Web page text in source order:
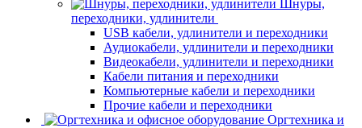
Шнуры,
переходники, удлинители
USB кабели, удлинители и переходники
Аудиокабели, удлинители и переходники
Видеокабели, удлинители и переходники
Кабели питания и переходники
Компьютерные кабели и переходники
Прочие кабели и переходники
Оргтехника и